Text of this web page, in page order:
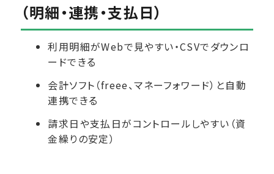
（明細・連携・支払日）
利用明細がWebで見やすい・CSVでダウンロ
ードできる
会計ソフト（freee、マネーフォワード）と自動
連携できる
請求日や支払日がコントロールしやすい（資
金繰りの安定）